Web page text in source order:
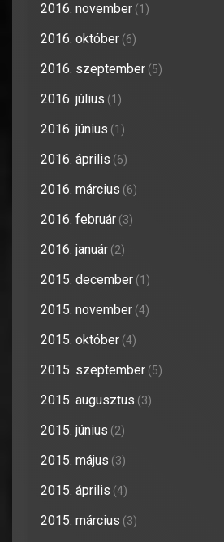
2016. november (1)
2016. október (6)
2016. szeptember (5)
2016. július (1)
2016. június (1)
2016. április (6)
2016. március (6)
2016. február (3)
2016. január (2)
2015. december (1)
2015. november (4)
2015. október (4)
2015. szeptember (5)
2015. augusztus (3)
2015. június (2)
2015. május (3)
2015. április (4)
2015. március (3)